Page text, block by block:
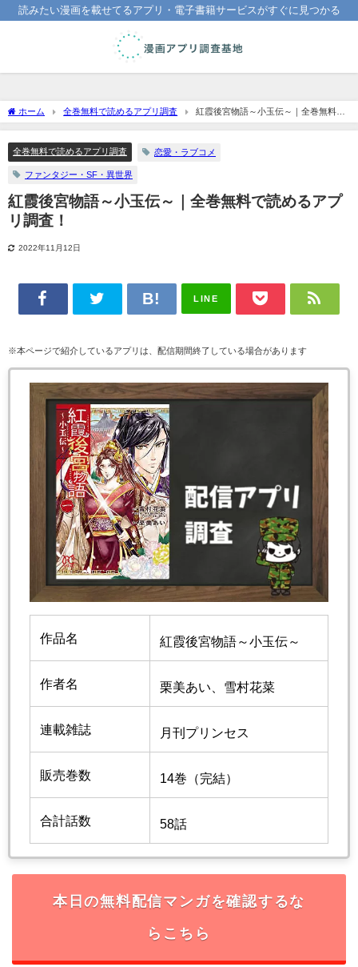
読みたい漫画を載せてるアプリ・電子書籍サービスがすぐに見つかる
ホーム 全巻無料で読めるアプリ調査
紅霞後宮物語～小玉伝～｜全巻無料で
読めるアプリ調査！
全巻無料で読めるアプリ調査 恋愛・ラブコメ
ファンタジー・SF・異世界
紅霞後宮物語～小玉伝～｜全巻無料で読めるアプ
リ調査！
2022年11月12日
LINE
※本ページで紹介しているアプリは、配信期間終了している場合があります
作品名 紅霞後宮物語～小玉伝～
作者名 栗美あい、雪村花菜
連載雑誌 月刊プリンセス
販売巻数 14巻（完結）
合計話数 58話
本日の無料配信マンガを確認するな
らこちら